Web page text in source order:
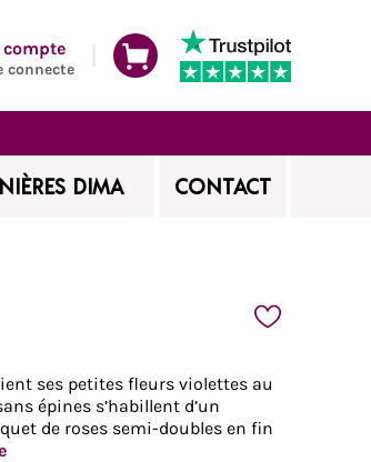
compte
connecte
DIMA CONTACT
ses petites fleurs violettes au
épines s’habillent d’un
de roses semi-doubles en fin